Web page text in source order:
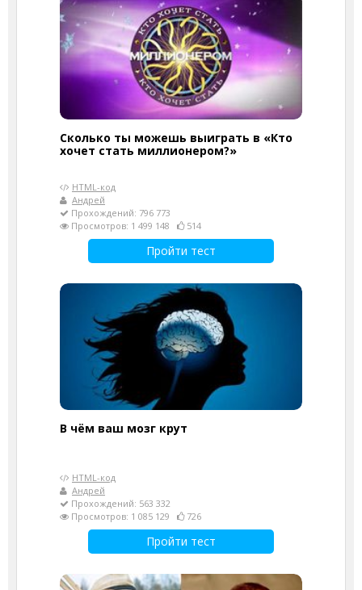
Сколько ты можешь выиграть в «Кто
хочет стать миллионером?»
HTML-код
Андрей
Прохождений: 796 773
Просмотров: 1 499 148
514
Пройти тест
В чём ваш мозг крут
HTML-код
Андрей
Прохождений: 563 332
Просмотров: 1 085 129
726
Пройти тест